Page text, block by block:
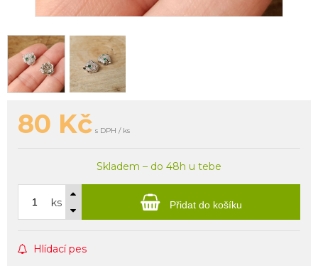
80 Kč s DPH / ks
Skladem – do 48h u tebe
ks Přidat do košíku
Hlídací pes